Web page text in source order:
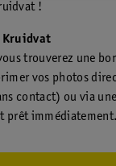
!
Kruidvat
trouverez une
vos photos
contact) ou via
prêt immédiatement.